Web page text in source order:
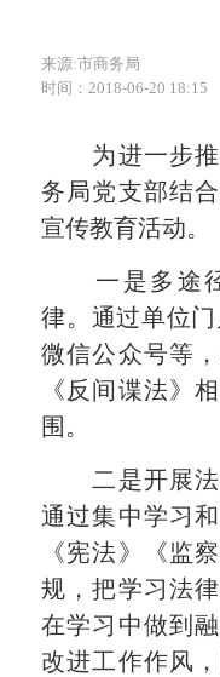
来源:市商务局
时间：2018-06-20 18:15
为进一步推
务局党支部结
宣传教育活动。
一是多途径
律。通过单位
微信公众号等
《反间谍法》
围。
二是开展法
通过集中学习
《宪法》《监
规，把学习法
在学习中做到
改进工作作风